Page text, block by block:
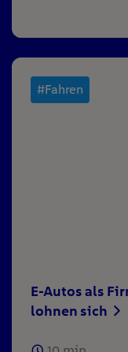
#Fahren
E-Autos als
lohnen sich